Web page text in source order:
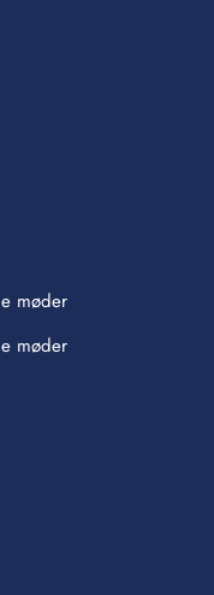
møder
møder